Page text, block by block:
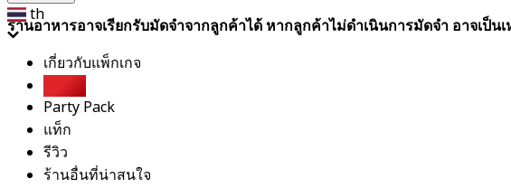
th
ร้านอาหารอาจเรียกรับมัดจำจากลูกค้าได้ หากลูกค้าไม่ดำเนินการมัดจำ อาจเป็น
เกี่ยวกับแพ็กเกจ
บุฟเฟต์
Party Pack
แท็ก
รีวิว
ร้านอื่นที่น่าสนใจ